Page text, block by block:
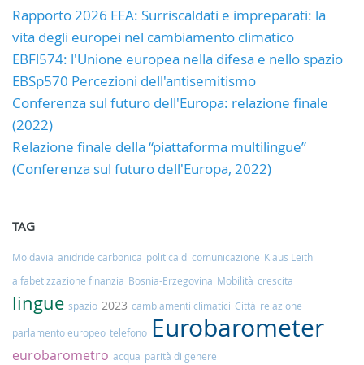
Rapporto 2026 EEA: Surriscaldati e impreparati: la
vita degli europei nel cambiamento climatico
EBFl574: l'Unione europea nella difesa e nello spazio
EBSp570 Percezioni dell'antisemitismo
Conferenza sul futuro dell'Europa: relazione finale
(2022)
Relazione finale della “piattaforma multilingue”
(Conferenza sul futuro dell'Europa, 2022)
TAG
Moldavia anidride carbonica politica di comunicazione Klaus Leith
alfabetizzazione finanzia Bosnia-Erzegovina Mobilità crescita
lingue spazio 2023 cambiamenti climatici Città relazione
parlamento europeo telefono Eurobarometer
eurobarometro acqua parità di genere